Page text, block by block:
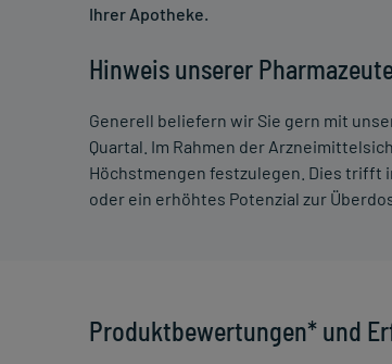
Ihrer Apotheke.
Hinweis unserer
Generell beliefern wir Sie gern mit
Quartal. Im Rahmen der
Höchstmengen festzulegen. Dies trifft
oder ein erhöhtes Potenzial zur
Produktbewertungen* und